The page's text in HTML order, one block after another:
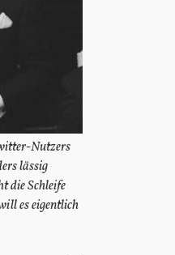
Nutzers
lässig
die Schleife
es eigentlich